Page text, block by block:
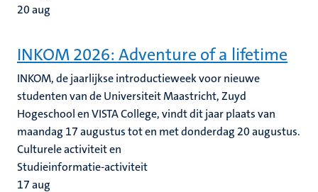
20aug
INKOM 2026: Adventure of a lifetime
INKOM, de jaarlijkse introductieweek voor nieuwe
studenten van de Universiteit Maastricht, Zuyd
Hogeschool en VISTA College, vindt dit jaar plaats van
maandag 17 augustus tot en met donderdag 20 augustus.
Culturele activiteit en
Studieinformatie-activiteit
17aug